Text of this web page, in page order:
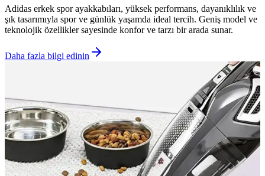
Adidas erkek spor ayakkabıları, yüksek performans, dayanıklılık ve
şık tasarımıyla spor ve günlük yaşamda ideal tercih. Geniş model ve
teknolojik özellikler sayesinde konfor ve tarzı bir arada sunar.
Daha fazla bilgi edinin